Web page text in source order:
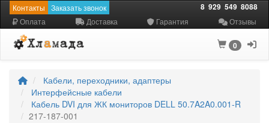
Контакты Заказать звонок 8 929 549 8088
Оплата Доставка Гарантия Отзывы
0
Кабели, переходники, адаптеры
Интерфейсные кабели
Кабель DVI для ЖК мониторов DELL 50.7A2A0.001-R
217-187-001